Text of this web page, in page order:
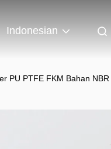
Indonesian
PU PTFE FKM Bahan NBR